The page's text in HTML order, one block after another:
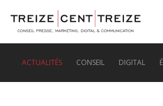
ACTUALITÉS CONSEIL DIGITAL